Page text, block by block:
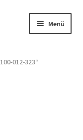
Menü
012-323“